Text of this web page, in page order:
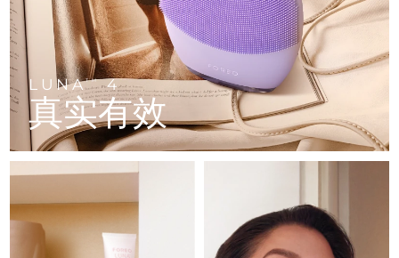
LUNATM4
真实有效
LUNA™ 4 go
For travel or gym bag
LUNA™ 护肤
Premium cleansers & balm
LUNA™ 设备
All facial cleansing devices
BEAR™ 设备
All premium facelift devices
UFO™ 3 go
Portable red light therapy
面膜
Rejuvenation & hydration
UFO™ 设备
issa™ 4 baby
For ages 0-3
issa™ Teeth Whitening Set
ISSA™ 设备
FAQ™ 102
Advanced clinical anti-aging
FAQ™ 103
Luxurious clinical anti-aging set
FAQ™ P1 Primer
Manuka honey primer
FAQ™ 202
LED mask
FAQ™ 211
Anti-aging neck & décolleté LED mask
FAQ™ 221
Anti-aging LED hand mask
生发
FAQ™ 301
LED hair strengthening scalp massager
FAQ™ Scalp Serum
Scalp recovery probiotic serum
FAQ™护肤品
All FAQ™ skincare
肌肤年轻化
FAQ™ 501
Full-Spectrum Red Light Therapy
FAQ™ 502
Full-Spectrum Red Light Therapy
FAQ™ Red Light Serum
保健品
NEW
专业治疗
克罗地亚 预计送达日期8/9/26
塞浦路斯 预计送达日期8/10/26
捷克 预计送达日期
丹麦 预计送达日期8/9/26
芬兰 预计送达日期 8/9/26